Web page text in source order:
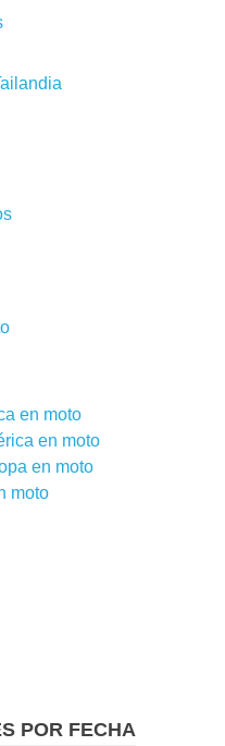
en moto
en moto
en moto
moto
POR FECHA